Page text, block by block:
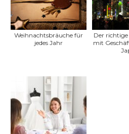
Weihnachtsbräuche für
jedes Jahr
Der
mit